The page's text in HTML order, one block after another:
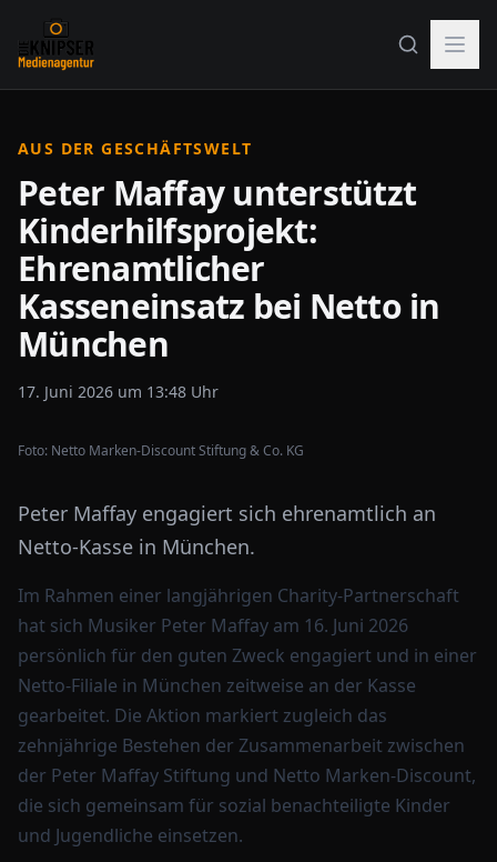
AUS DER GESCHÄFTSWELT
Peter Maffay unterstützt
Kinderhilfsprojekt:
Ehrenamtlicher
Kasseneinsatz bei Netto in
München
17. Juni 2026 um 13:48 Uhr
Foto: Netto Marken-Discount Stiftung & Co. KG
Peter Maffay engagiert sich ehrenamtlich an
Netto-Kasse in München.
Im Rahmen einer langjährigen Charity-Partnerschaft
hat sich Musiker Peter Maffay am 16. Juni 2026
persönlich für den guten Zweck engagiert und in einer
Netto-Filiale in München zeitweise an der Kasse
gearbeitet. Die Aktion markiert zugleich das
zehnjährige Bestehen der Zusammenarbeit zwischen
der Peter Maffay Stiftung und Netto Marken-Discount,
die sich gemeinsam für sozial benachteiligte Kinder
und Jugendliche einsetzen.